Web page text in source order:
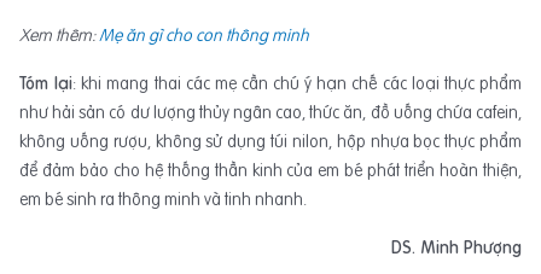
Xem thêm:Mẹ ăn gì cho con thông minh
Tóm lại: khi mang thai các mẹ cần chú ý hạn chế các loại thực phẩm
như hải sản có dư lượng thủy ngân cao, thức ăn, đồ uống chứa cafein,
không uống rượu, không sử dụng túi nilon, hộp nhựa bọc thực phẩm
để đảm bảo cho hệ thống thần kinh của em bé phát triển hoàn thiện,
em bé sinh ra thông minh và tinh nhanh.
DS. Minh Phượng